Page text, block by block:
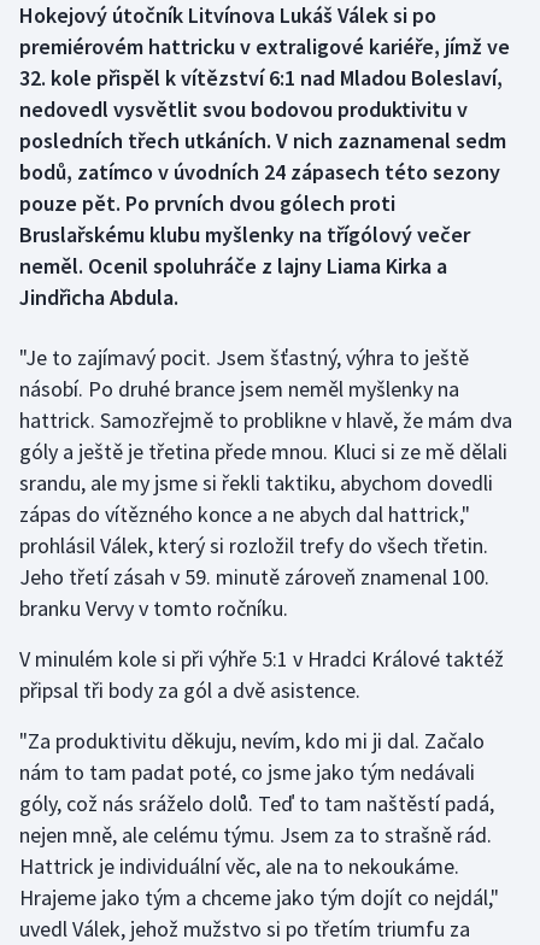
Box
Curling
Dostihy
Florbal
Futsal
Gymnastika
Házená
Jezdectví
Judo
Krasobruslení
Lezení
Lyže a snowboard
Moderní pětiboj
Motorsport
Olympijské hry
Hokejový útočník Litvínova Lukáš Válek si po
premiérovém hattricku v extraligové kariéře, jímž ve
32. kole přispěl k vítězství 6:1 nad Mladou Boleslaví,
nedovedl vysvětlit svou bodovou produktivitu v
posledních třech utkáních. V nich zaznamenal sedm
bodů, zatímco v úvodních 24 zápasech této sezony
pouze pět. Po prvních dvou gólech proti
Bruslařskému klubu myšlenky na třígólový večer
neměl. Ocenil spoluhráče z lajny Liama Kirka a
Jindřicha Abdula.
"Je to zajímavý pocit. Jsem šťastný, výhra to ještě
násobí. Po druhé brance jsem neměl myšlenky na
hattrick. Samozřejmě to problikne v hlavě, že mám dva
góly a ještě je třetina přede mnou. Kluci si ze mě dělali
srandu, ale my jsme si řekli taktiku, abychom dovedli
zápas do vítězného konce a ne abych dal hattrick,"
prohlásil Válek, který si rozložil trefy do všech třetin.
Jeho třetí zásah v 59. minutě zároveň znamenal 100.
branku Vervy v tomto ročníku.
V minulém kole si při výhře 5:1 v Hradci Králové taktéž
připsal tři body za gól a dvě asistence.
"Za produktivitu děkuju, nevím, kdo mi ji dal. Začalo
nám to tam padat poté, co jsme jako tým nedávali
góly, což nás sráželo dolů. Teď to tam naštěstí padá,
nejen mně, ale celému týmu. Jsem za to strašně rád.
Hattrick je individuální věc, ale na to nekoukáme.
Hrajeme jako tým a chceme jako tým dojít co nejdál,"
uvedl Válek, jehož mužstvo si po třetím triumfu za